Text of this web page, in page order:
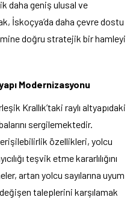
daha geniş ulusal ve
İskoçya’da daha çevre dostu
doğru stratejik bir hamleyi
Modernizasyonu
Krallık’taki raylı altyapıdaki
sergilemektedir.
özellikleri, yolcu
teşvik etme kararlılığını
artan yolcu sayılarına uyum
taleplerini karşılamak